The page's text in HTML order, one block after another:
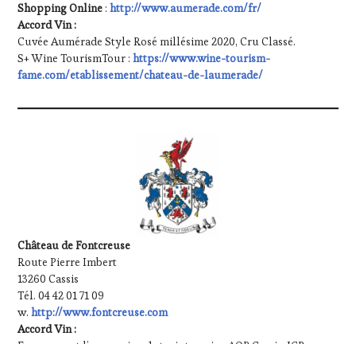
Shopping Online :http://www.aumerade.com/fr/
Accord Vin :
Cuvée Aumérade Style Rosé millésime 2020, Cru Classé.
S+ Wine TourismTour :https://www.wine-tourism-
fame.com/etablissement/chateau-de-laumerade/
Château de Fontcreuse
Route Pierre Imbert
13260 Cassis
Tél. 04 42 01 71 09
w.http://www.fontcreuse.com
Accord Vin :